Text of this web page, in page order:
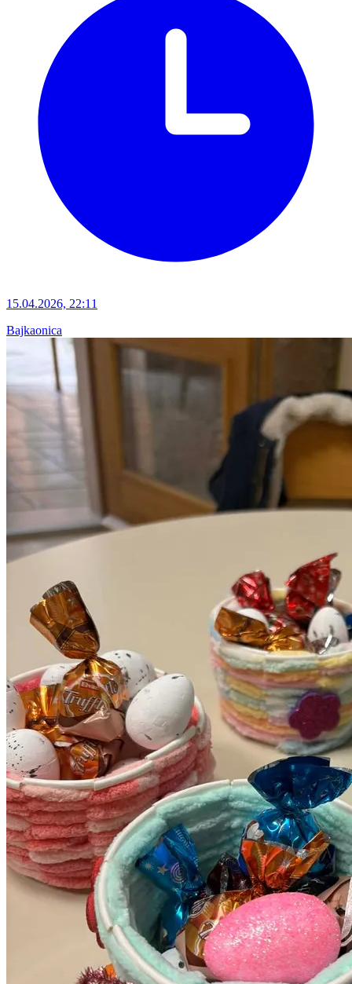
15.04.2026, 22:11
Bajkaonica